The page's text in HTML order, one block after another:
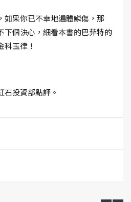
如果你已不幸地遍體鱗傷，那
下個決心，細看本書的巴菲特的
玉律！
石投資部點評。